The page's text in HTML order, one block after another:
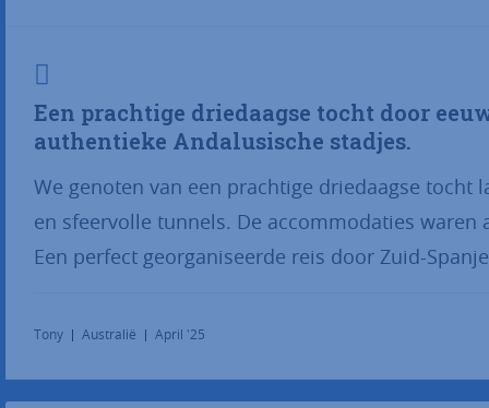
Een prachtige driedaagse tocht door
authentieke Andalusische stadjes.
We genoten van een prachtige driedaagse tocht
en sfeervolle tunnels. De accommodaties
Een perfect georganiseerde reis door Zuid-
Tony Australië April '25